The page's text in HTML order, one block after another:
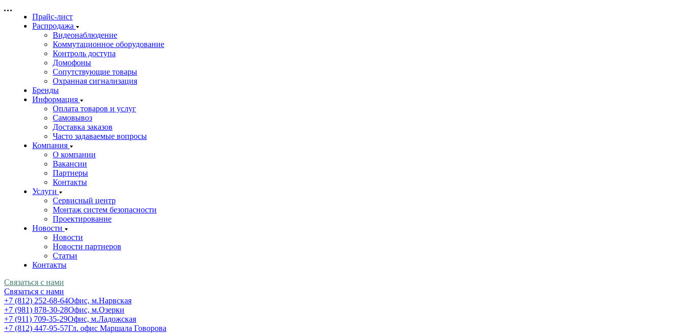
Прайс-лист
Распродажа
Видеонаблюдение
Коммутационное оборудование
Контроль доступа
Домофоны
Сопутствующие товары
Охранная сигнализация
Бренды
Информация
Оплата товаров и услуг
Самовывоз
Доставка заказов
Часто задаваемые вопросы
Компания
О компании
Вакансии
Партнеры
Контакты
Услуги
Сервисный центр
Монтаж систем безопасности
Проектирование
Новости
Новости
Новости партнеров
Статьи
Контакты
Связаться с нами
Связаться с нами
+7 (812) 252-68-64Офис, м.Нарвская
+7 (981) 878-30-28Офис, м.Озерки
+7 (911) 709-35-29Офис, м.Ладожская
+7 (812) 447-95-57Гл. офис Маршала Говорова